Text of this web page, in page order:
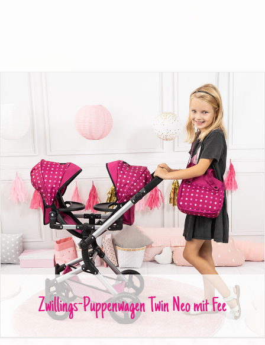
Zwillings-Puppenwagen Twin Neo mit Fee
Zwillings-Puppenwagen Twin Neo mit Fee